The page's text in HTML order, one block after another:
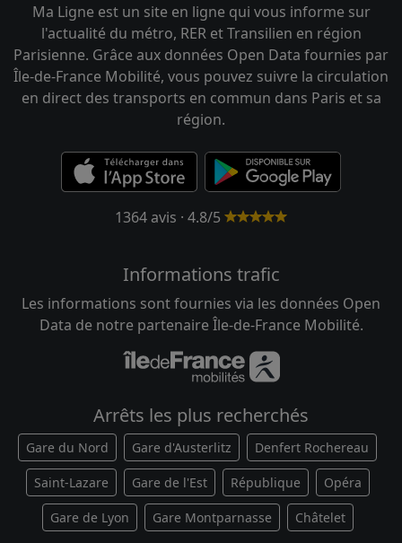
Ma Ligne est un site en ligne qui vous informe sur
l'actualité du métro, RER et Transilien en région
Parisienne. Grâce aux données Open Data fournies par
Île-de-France Mobilité, vous pouvez suivre la circulation
en direct des transports en commun dans Paris et sa
région.
1364 avis · 4.8/5
Informations trafic
Les informations sont fournies via les données Open
Data de notre partenaire Île-de-France Mobilité.
Arrêts les plus recherchés
Gare du Nord Gare d'Austerlitz Denfert Rochereau
Saint-Lazare Gare de l'Est République Opéra
Gare de Lyon Gare Montparnasse Châtelet